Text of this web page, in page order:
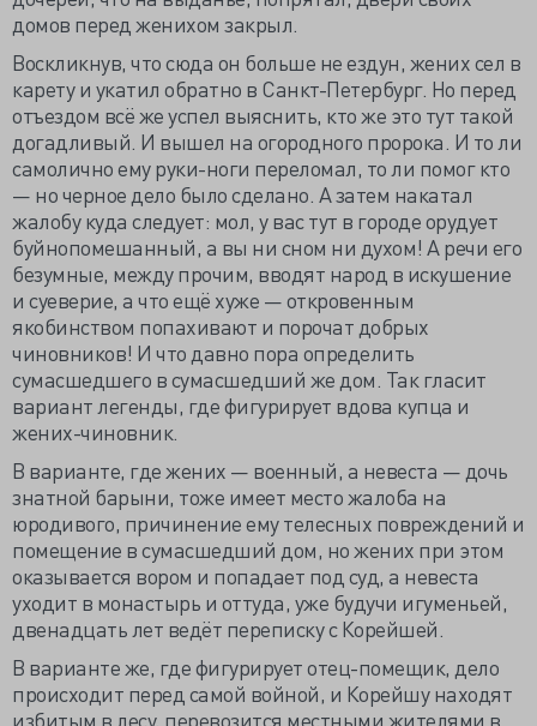
домов перед женихом закрыл.
Воскликнув, что сюда он больше не ездун, жених сел в
карету и укатил обратно в Санкт-Петербург. Но перед
отъездом всё же успел выяснить, кто же это тут такой
догадливый. И вышел на огородного пророка. И то ли
самолично ему руки-ноги переломал, то ли помог кто
— но черное дело было сделано. А затем накатал
жалобу куда следует: мол, у вас тут в городе орудует
буйнопомешанный, а вы ни сном ни духом! А речи его
безумные, между прочим, вводят народ в искушение
и суеверие, а что ещё хуже — откровенным
якобинством попахивают и порочат добрых
чиновников! И что давно пора определить
сумасшедшего в сумасшедший же дом. Так гласит
вариант легенды, где фигурирует вдова купца и
жених-чиновник.
В варианте, где жених — военный, а невеста — дочь
знатной барыни, тоже имеет место жалоба на
юродивого, причинение ему телесных повреждений и
помещение в сумасшедший дом, но жених при этом
оказывается вором и попадает под суд, а невеста
уходит в монастырь и оттуда, уже будучи игуменьей,
двенадцать лет ведёт переписку с Корейшей.
В варианте же, где фигурирует отец-помещик, дело
происходит перед самой войной, и Корейшу находят
избитым в лесу, перевозится местными жителями в